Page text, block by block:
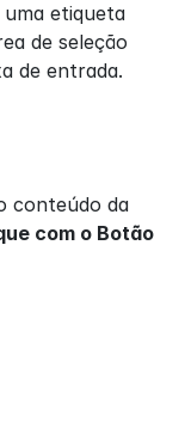
etiqueta
de seleção
de entrada.
conteúdo da
com o Botão